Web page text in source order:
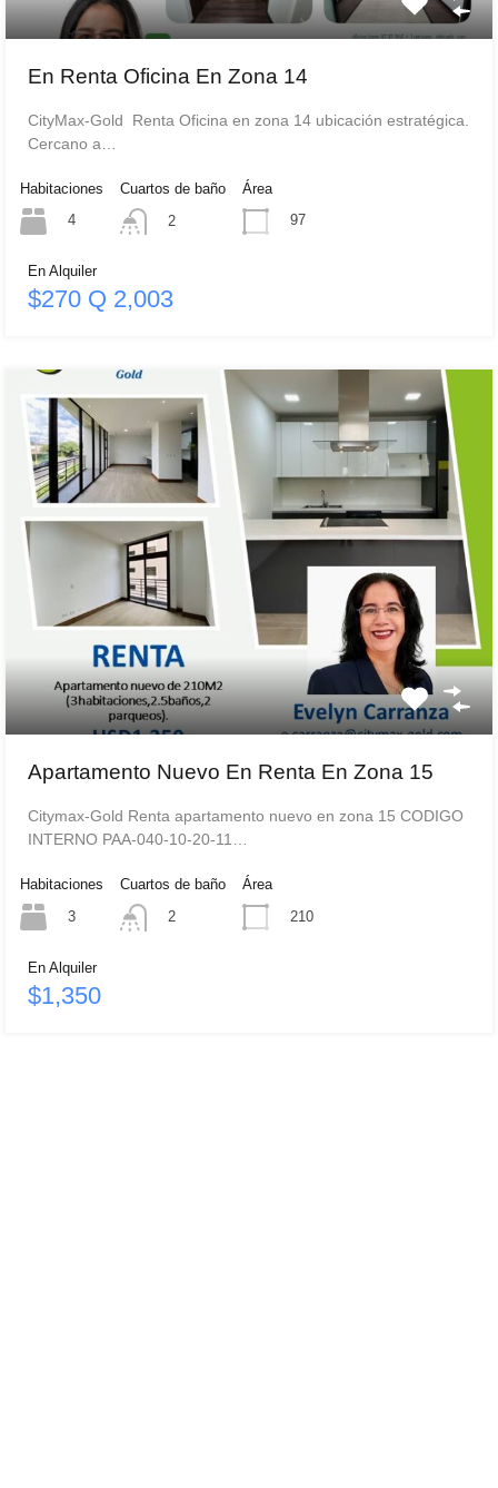
En Renta Oficina En Zona 14
CityMax-Gold Renta Oficina en zona 14 ubicación estratégica.
Cercano a…
Habitaciones
4
Cuartos de baño
2
Área
97
En Alquiler
$270 Q 2,003
Apartamento Nuevo En Renta En Zona 15
Citymax-Gold Renta apartamento nuevo en zona 15 CODIGO
INTERNO PAA-040-10-20-11…
Habitaciones
3
Cuartos de baño
2
Área
210
En Alquiler
$1,350